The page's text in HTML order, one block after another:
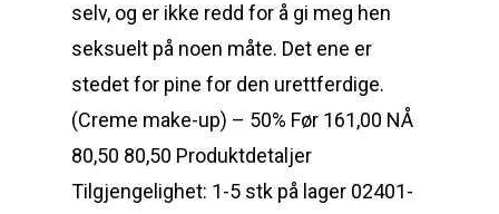
selv, og er ikke redd for å gi meg hen
seksuelt på noen måte. Det ene er
stedet for pine for den urettferdige.
(Creme make-up) – 50% Før 161,00 NÅ
80,50 80,50 Produktdetaljer
Tilgjengelighet: 1-5 stk på lager 02401-